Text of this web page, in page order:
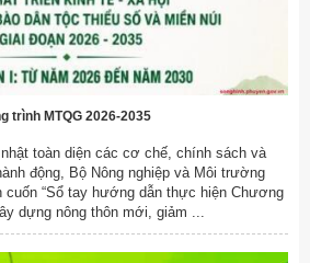
trình MTQG 2026-2035
toàn diện các cơ chế, chính sách và
động, Bộ Nông nghiệp và Môi trường
“Sổ tay hướng dẫn thực hiện Chương
dựng nông thôn mới, giảm ...